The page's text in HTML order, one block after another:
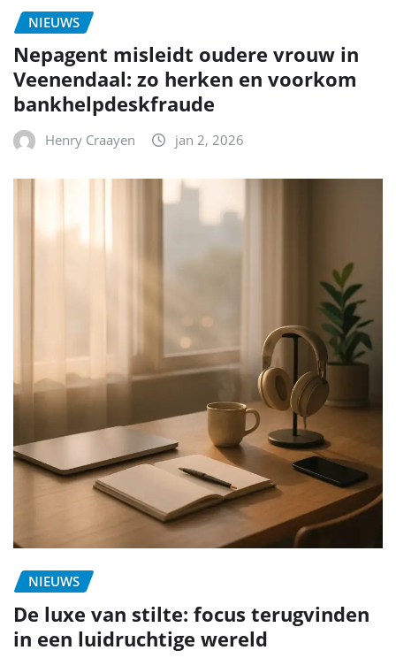
NIEUWS
Nepagent misleidt oudere vrouw in
Veenendaal: zo herken en voorkom
bankhelpdeskfraude
Henry Craayen jan 2, 2026
NIEUWS
De luxe van stilte: focus terugvinden
in een luidruchtige wereld